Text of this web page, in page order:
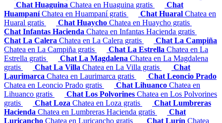
Chat Huaguina Chatea en Huaguina gratis
Chat
HuampaníChatea en Huampaní gratis Chat Huaral Chatea en
Huaral gratis
Chat Huaycho Chatea en Huaycho gratis
Chat Infantas Hacienda Chatea en Infantas Hacienda gratis
Chat La Calera Chatea en La Calera gratis
Chat La Campiña
Chatea en La Campiña gratis
Chat La Estrella Chatea en La
Estrella gratis
Chat La Magdalena Chatea en La Magdalena
gratis
Chat La Villa Chatea en La Villa gratis
Chat
Laurimarca Chatea en Laurimarca gratis
Chat Leoncio Prado
Chatea en Leoncio Prado gratis
Chat Lihuanco Chatea en
Lihuanco gratis
Chat Los Polvorines Chatea en Los Polvorines
gratis
Chat Loza Chatea en Loza gratis
Chat Lumbreras
Hacienda Chatea en Lumbreras Hacienda gratis
Chat
Luricancho Chatea en Luricancho gratis Chat Lurín Chatea